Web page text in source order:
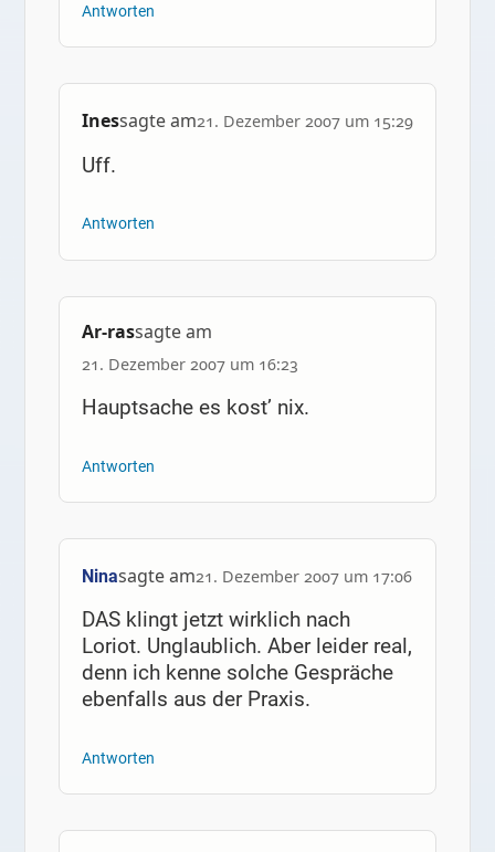
Antworten
Inessagte am21. Dezember 2007 um 15:29
Uff.
Antworten
Ar-rassagte am
21. Dezember 2007 um 16:23
Hauptsache es kost’ nix.
Antworten
Ninasagte am21. Dezember 2007 um 17:06
DAS klingt jetzt wirklich nach
Loriot. Unglaublich. Aber leider real,
denn ich kenne solche Gespräche
ebenfalls aus der Praxis.
Antworten